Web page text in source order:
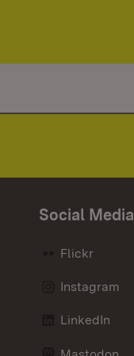
Social Media
Flickr
Instagram
LinkedIn